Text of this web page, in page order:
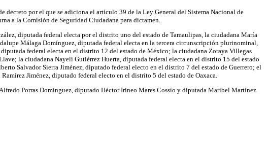
decreto por el que se adiciona el artículo 39 de la Ley General del Sistema Nacional de
a la Comisión de Seguridad Ciudadana para dictamen.
diputada federal electa por el distrito uno del estado de Tamaulipas, la ciudadana María
Málaga Domínguez, diputada federal electa en la tercera circunscripción plurinominal,
federal electa en el distrito 12 del estado de México; la ciudadana Zoraya Villegas
la ciudadana Nayeli Gutiérrez Huerta, diputada federal electa en el distrito 15 del estado
Salvador Sierra Jiménez, diputado federal electo en el distrito 7 del estado de Guerrero; el
Jiménez, diputado federal electo en el distrito 5 del estado de Oaxaca.
Porras Domínguez, diputado Héctor Irineo Mares Cossío y diputada Maribel Martínez